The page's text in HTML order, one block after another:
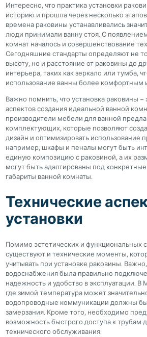
Интересно, что практика установки
историю и прошла через несколько
времена раковины устанавливались
люди принимали ванну стоя. С
комнат началось и совершенствование
Сегодняшние стандарты определяют не
высоту, но и расстояние от раковины до
интерьера, таких как зеркало или тумба,
использование ванны более комфортным
Важно помнить, что установка раковины –
аспектов создания идеальной ванной
производители мебели для ванной
комплектующих, которые позволяют
дизайн и оптимизировать использование
например, шкафы и пеналы могут быть
единую композицию с раковиной, а их
могут быть адаптированы под
габариты ванной комнаты.
Технические
установки
Помимо эстетических и функциональных
существуют и технические моменты,
учитывать при установке раковины.
водоснабжения была правильно
надежность и удобство в эксплуатации. В
где зимой температура может
водопроводные коммуникации должны
замерзания. Кроме того, необходимо
возможность быстрого доступа к трубам
технического обслуживания.